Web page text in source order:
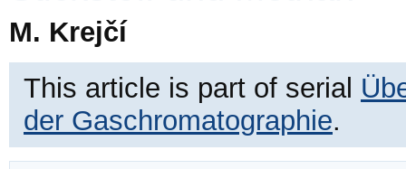
M. Krejčí
This article is part of serial
der Gaschromatographie.